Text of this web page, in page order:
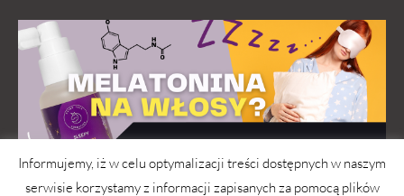
Informujemy, iż w celu optymalizacji treści dostępnych w naszym
serwisie korzystamy z informacji zapisanych za pomocą plików